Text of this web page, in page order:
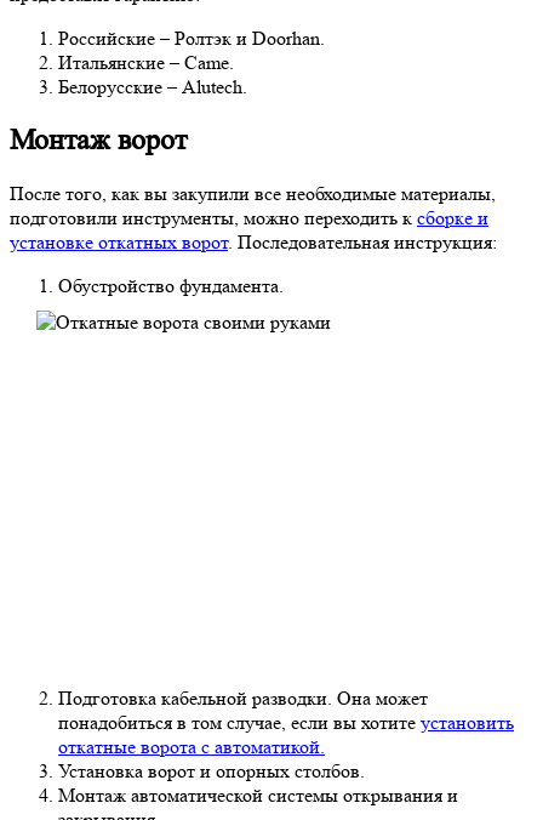
Российские – Ролтэк и Doorhan.
Итальянские – Came.
Белорусские – Alutech.
Монтаж ворот
После того, как вы закупили все необходимые материалы,
подготовили инструменты, можно переходить к сборке и
установке откатных ворот. Последовательная инструкция:
Обустройство фундамента.
Подготовка кабельной разводки. Она может
понадобиться в том случае, если вы хотите установить
откатные ворота с автоматикой.
Установка ворот и опорных столбов.
Монтаж автоматической системы открывания и